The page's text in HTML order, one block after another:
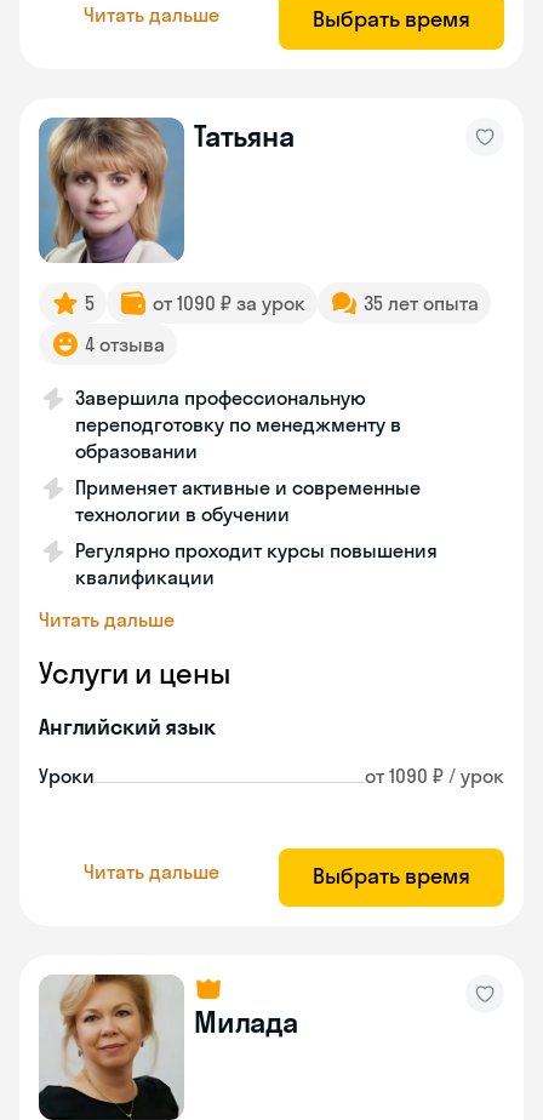
Читать дальше Выбрать время
Татьяна
5 от 1090 ₽ за урок
35 лет опыта
4 отзыва
Завершила профессиональную
переподготовку по менеджменту в
образовании
Применяет активные и современные
технологии в обучении
Регулярно проходит курсы повышения
квалификации
Читать дальше
Услуги и цены
Английский язык
Уроки от 1090 ₽ / урок
Читать дальше Выбрать время
Милада